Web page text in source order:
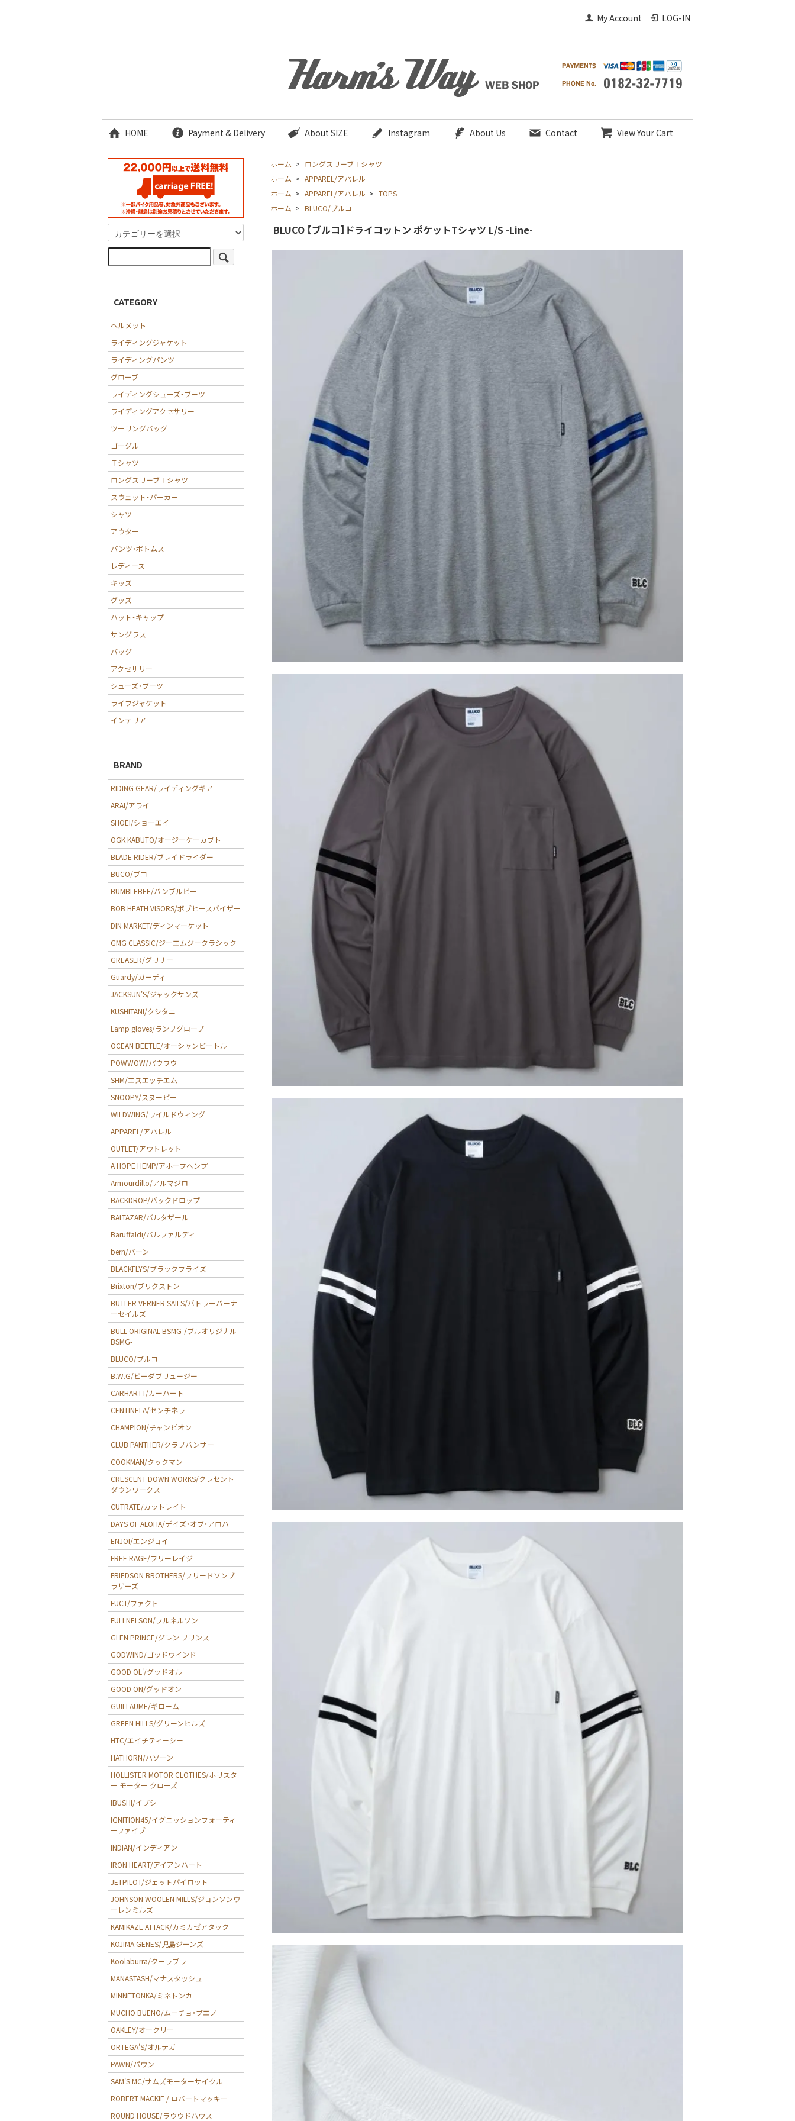
My Account LOG-IN
HOME Payment & Delivery About SIZE Instagram About Us Contact View Your Cart
ホーム > ロングスリーブＴシャツ
ホーム > APPAREL/アパレル
ホーム > APPAREL/アパレル > TOPS
ホーム > BLUCO/ブルコ
BLUCO 【ブルコ】ドライコットン ポケットTシャツ L/S -Line-
CATEGORY
ヘルメット
ライディングジャケット
ライディングパンツ
グローブ
ライディングシューズ・ブーツ
ライディングアクセサリー
ツーリングバッグ
ゴーグル
Ｔシャツ
ロングスリーブＴシャツ
スウェット・パーカー
シャツ
アウター
パンツ・ボトムス
レディース
キッズ
グッズ
ハット・キャップ
サングラス
バッグ
アクセサリー
シューズ・ブーツ
ライフジャケット
インテリア
BRAND
RIDING GEAR/ライディングギア
ARAI/アライ
SHOEI/ショーエイ
OGK KABUTO/オージーケーカブト
BLADE RIDER/ブレイドライダー
BUCO/ブコ
BUMBLEBEE/バンブルビー
BOB HEATH VISORS/ボブヒースバイザー
DIN MARKET/ディンマーケット
GMG CLASSIC/ジーエムジークラシック
GREASER/グリサー
Guardy/ガーディ
JACKSUN'S/ジャックサンズ
KUSHITANI/クシタニ
Lamp gloves/ランプグローブ
OCEAN BEETLE/オーシャンビートル
POWWOW/パウワウ
SHM/エスエッチエム
SNOOPY/スヌーピー
WILDWING/ワイルドウィング
APPAREL/アパレル
OUTLET/アウトレット
A HOPE HEMP/アホープヘンプ
Armourdillo/アルマジロ
BACKDROP/バックドロップ
BALTAZAR/バルタザール
Baruffaldi/バルファルディ
bern/バーン
BLACKFLYS/ブラックフライズ
Brixton/ブリクストン
BUTLER VERNER SAILS/バトラーバーナ
ーセイルズ
BULL ORIGINAL-BSMG-/ブルオリジナル-
BSMG-
BLUCO/ブルコ
B.W.G/ビーダブリュージー
CARHARTT/カーハート
CENTINELA/センチネラ
CHAMPION/チャンピオン
CLUB PANTHER/クラブパンサー
COOKMAN/クックマン
CRESCENT DOWN WORKS/クレセント
ダウンワークス
CUTRATE/カットレイト
DAYS OF ALOHA/デイズ・オブ・アロハ
ENJOI/エンジョイ
FREE RAGE/フリーレイジ
FRIEDSON BROTHERS/フリードソンブ
ラザーズ
FUCT/ファクト
FULLNELSON/フルネルソン
GLEN PRINCE/グレン プリンス
GODWIND/ゴッドウインド
GOOD OL'/グッドオル
GOOD ON/グッドオン
GUILLAUME/ギローム
GREEN HILLS/グリーンヒルズ
HTC/エイチティーシー
HATHORN/ハソーン
HOLLISTER MOTOR CLOTHES/ホリスタ
ー モーター クローズ
IBUSHI/イブシ
IGNITION45/イグニッションフォーティ
ーファイブ
INDIAN/インディアン
IRON HEART/アイアンハート
JETPILOT/ジェットパイロット
JOHNSON WOOLEN MILLS/ジョンソンウ
ーレンミルズ
KAMIKAZE ATTACK/カミカゼアタック
KOJIMA GENES/児島ジーンズ
Koolaburra/クーラブラ
MANASTASH/マナスタッシュ
MINNETONKA/ミネトンカ
MUCHO BUENO/ムーチョ・ブエノ
OAKLEY/オークリー
ORTEGA’S/オルテガ
PAWN/パウン
SAM'S MC/サムズモーターサイクル
ROBERT MACKIE / ロバートマッキー
ROUND HOUSE/ラウウドハウス